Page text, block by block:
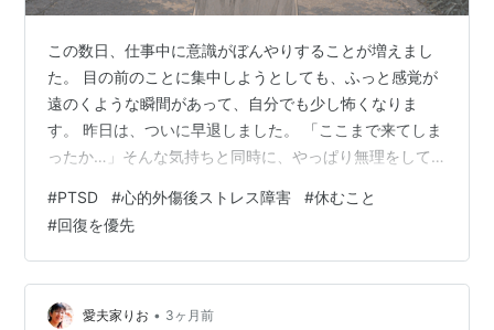
この数日、仕事中に意識がぼんやりすることが増えまし
た。 目の前のことに集中しようとしても、ふっと感覚が
遠のくような瞬間があって、自分でも少し怖くなりま
す。 昨日は、ついに早退しました。 「ここまで来てしま
ったか…」そんな気持ちと同時に、やっぱり無理をして
で、先生から言われた言葉が頭に残っています。 「体力
の消耗がかなり激しいから、本当は1か月でもいいので休
む選択をしたほうがいいですよ」 そのときは、「そこま
でしなくても大丈夫です」と答えたけれど、 今の状態を
考えると、その言葉の意味を少しずつ理解し始めていま
#PTSD #心的外傷後ストレス障害 #休むこと
#回復を優先
愛夫家りお • 3ヶ月前